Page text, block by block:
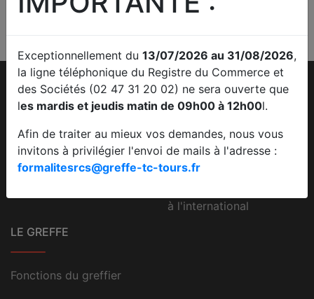
Payer une facture par carte
EN DIRECT AVEC LE
GREFFE
Suivre une formalité au
RCS
UTILE
Calendriers des
audiences
Lexique
à l'international
LE GREFFE
Fonctions du greffier
Exceptionnellement du 13/07/2026 au 31/08/2026,
la ligne téléphonique du Registre du Commerce et
des Sociétés (02 47 31 20 02) ne sera ouverte que
les mardis et jeudis matin de 09h00 à 12h00l.
Afin de traiter au mieux vos demandes, nous vous
invitons à privilégier l'envoi de mails à l'adresse :
formalitesrcs@greffe-tc-tours.fr